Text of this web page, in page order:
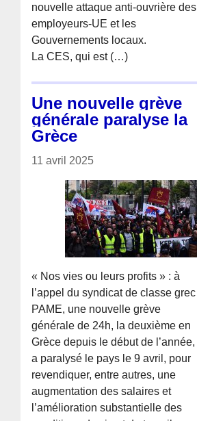
nouvelle attaque anti-ouvrière des
employeurs-UE et les
Gouvernements locaux.
La CES, qui est (…)
Une nouvelle grève
générale paralyse la
Grèce
11 avril 2025
« Nos vies ou leurs profits » : à
l’appel du syndicat de classe grec
PAME, une nouvelle grève
générale de 24h, la deuxième en
Grèce depuis le début de l’année,
a paralysé le pays le 9 avril, pour
revendiquer, entre autres, une
augmentation des salaires et
l’amélioration substantielle des